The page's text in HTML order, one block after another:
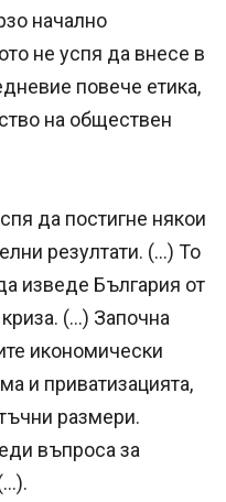
начално
не успя да внесе в
повече етика,
на обществен
да постигне някои
резултати. (…) То
изведе България от
(…) Започна
икономически
и приватизацията,
размери.
въпроса за